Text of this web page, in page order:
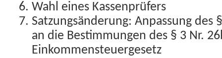
Wahl eines Kassenprüfers
Satzungsänderung: Anpassung des
an die Bestimmungen des § 3 Nr.
Einkommensteuergesetz